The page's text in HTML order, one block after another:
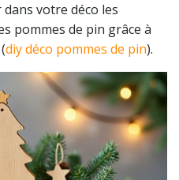
votre déco les
pommes de pin grâce à
diy déco pommes de pin).